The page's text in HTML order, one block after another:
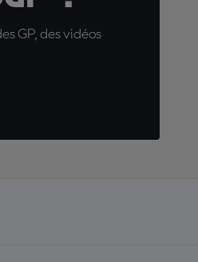
GP, des vidéos